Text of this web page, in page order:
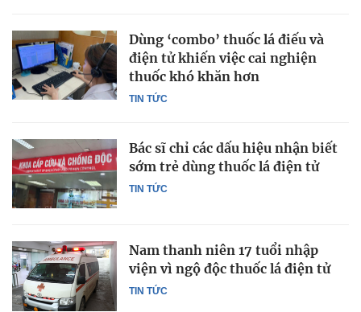
TIN TỨC
Dùng ‘combo’ thuốc lá điếu và
điện tử khiến việc cai nghiện
thuốc khó khăn hơn
TIN TỨC
Bác sĩ chỉ các dấu hiệu nhận biết
sớm trẻ dùng thuốc lá điện tử
TIN TỨC
Nam thanh niên 17 tuổi nhập
viện vì ngộ độc thuốc lá điện tử